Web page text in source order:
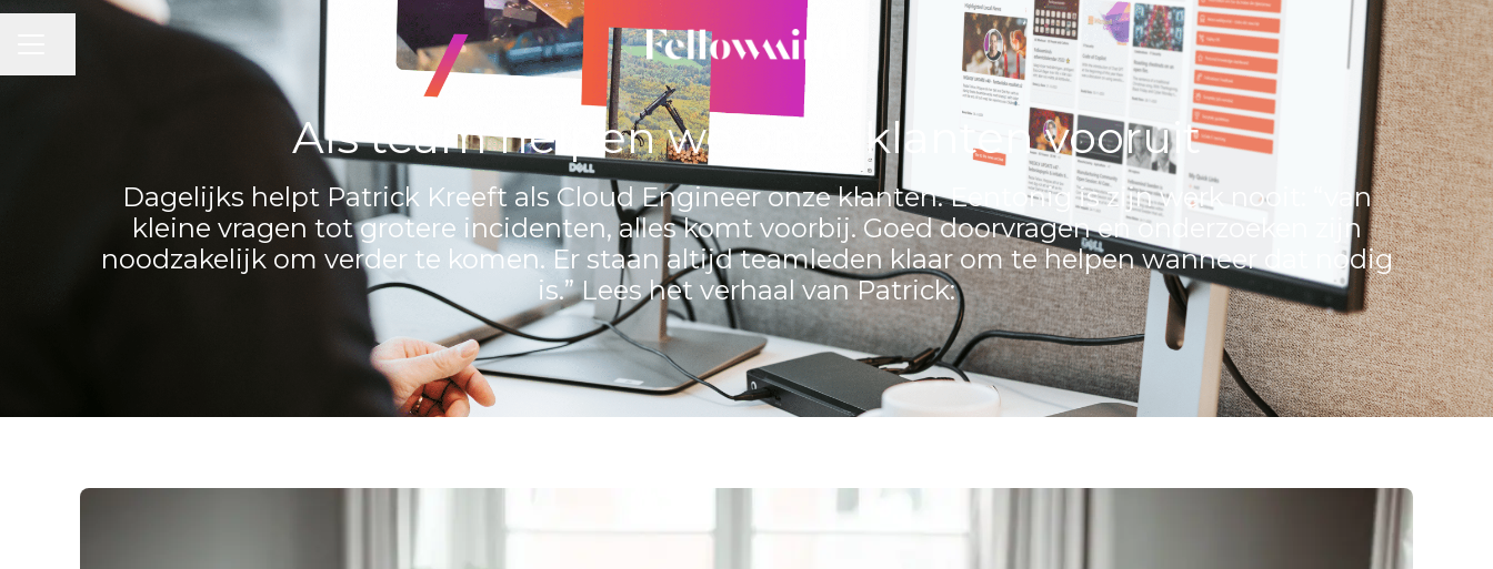
Als team helpen we onze klanten vooruit
Dagelijks helpt Patrick Kreeft als Cloud Engineer onze klanten. Eentonig is zijn werk nooit: “van
kleine vragen tot grotere incidenten, alles komt voorbij. Goed doorvragen en onderzoeken zijn
noodzakelijk om verder te komen. Er staan altijd teamleden klaar om te helpen wanneer dat nodig
is.” Lees het verhaal van Patrick: